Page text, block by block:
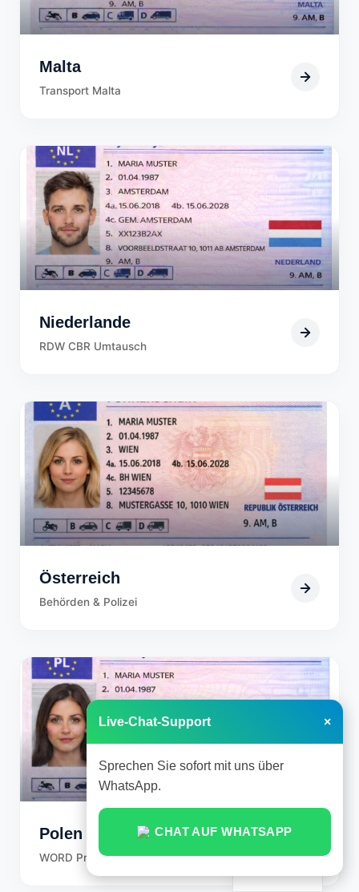
Malta
Transport Malta
Niederlande
RDW CBR Umtausch
Österreich
Behörden & Polizei
Polen
WORD Prüfungen
Live-Chat-Support ×
Sprechen Sie sofort mit uns über
WhatsApp.
CHAT AUF WHATSAPP